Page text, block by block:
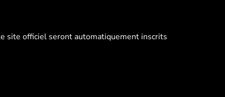
site officiel seront automatiquement inscrits